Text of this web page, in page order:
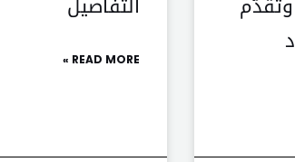
READ MORE »